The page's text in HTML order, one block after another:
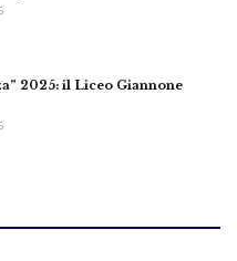
2025: il Liceo Giannone